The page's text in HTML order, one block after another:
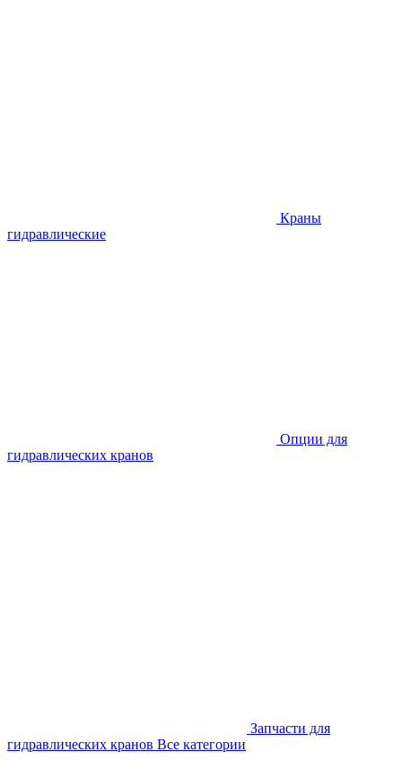
Краны
гидравлические
Опции для
гидравлических кранов
Запчасти для
гидравлических кранов Все категории